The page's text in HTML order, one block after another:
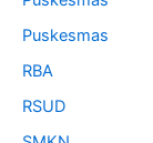
Puskesmas
RBA
RSUD